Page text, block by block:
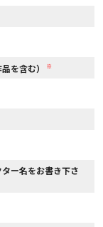
を含む） ※
ー名をお書き下さ